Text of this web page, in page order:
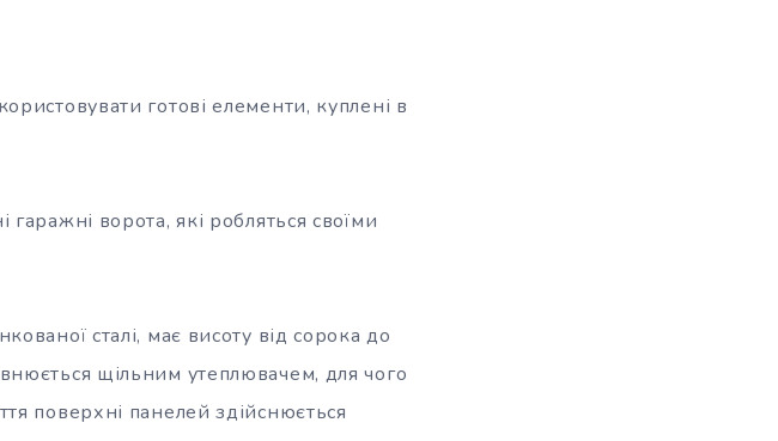
готові елементи, куплені в
ворота, які робляться своїми
сталі, має висоту від сорока до
щільним утеплювачем, для чого
поверхні панелей здійснюється